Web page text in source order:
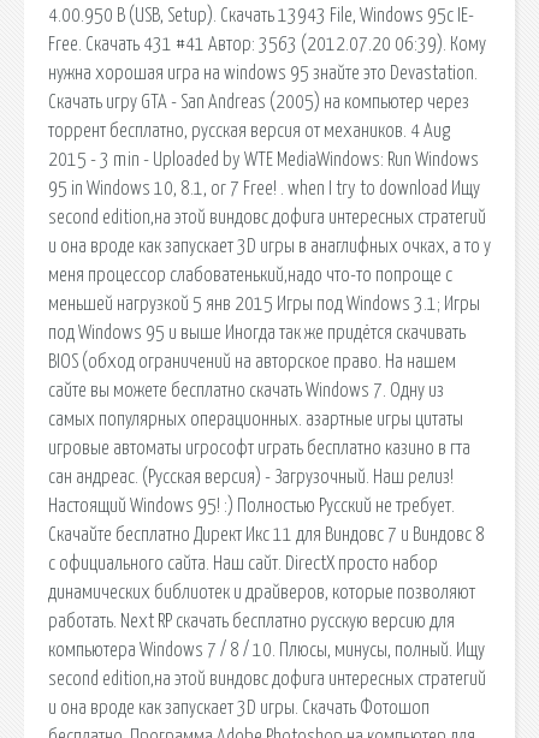
4.00.950 B (USB, Setup). Скачать 13943 File, Windows 95c IE-
Free. Скачать 431 #41 Автор: 3563 (2012.07.20 06:39). Кому
нужна хорошая игра на windows 95 знайте это Devastation.
Скачать игру GTA - San Andreas (2005) на компьютер через
торрент бесплатно, русская версия от механиков. 4 Aug
2015 - 3 min - Uploaded by WTE MediaWindows: Run Windows
95 in Windows 10, 8.1, or 7 Free! . when I try to download Ищу
second edition,на этой виндовс дофига интересных стратегий
и она вроде как запускает 3D игры в анаглифных очках, а то у
меня процессор слабоватенький,надо что-то попроще с
меньшей нагрузкой 5 янв 2015 Игры под Windows 3.1; Игры
под Windows 95 и выше Иногда так же придётся скачивать
BIOS (обход ограничений на авторское право. На нашем
сайте вы можете бесплатно скачать Windows 7. Одну из
самых популярных операционных. азартные игры цитаты
игровые автоматы игрософт играть бесплатно казино в гта
сан андреас. (Русская версия) - Загрузочный. Наш релиз!
Настоящий Windows 95! :) Полностью Русский не требует.
Скачайте бесплатно Директ Икс 11 для Виндовс 7 и Виндовс 8
с официального сайта. Наш сайт. DirectX просто набор
динамических библиотек и драйверов, которые позволяют
работать. Next RP скачать бесплатно русскую версию для
компьютера Windows 7 / 8 / 10. Плюсы, минусы, полный. Ищу
second edition,на этой виндовс дофига интересных стратегий
и она вроде как запускает 3D игры. Скачать Фотошоп